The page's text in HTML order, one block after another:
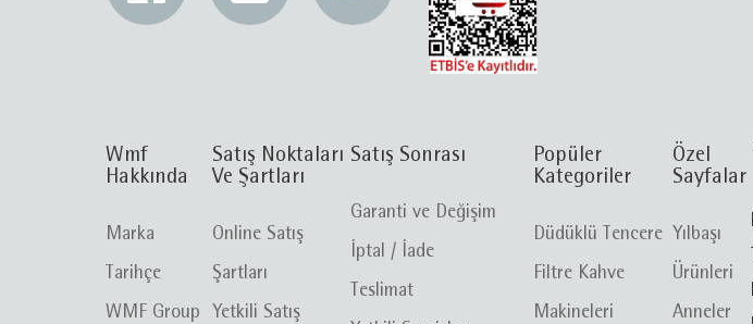
Wmf
Hakkında
Marka
Tarihçe
WMF Group
Satış Noktaları
Ve Şartları
Online Satış
Şartları
Yetkili Satış
Satış Sonrası
Garanti ve Değişim
İptal / İade
Teslimat
Popüler
Kategoriler
Düdüklü Tencere
Filtre Kahve
Makineleri
Özel
Sayfalar
Yılbaşı
Ürünleri
Anneler